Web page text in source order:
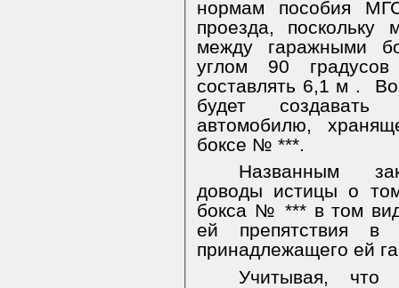
нормам пособия
проезда, поскольку
между гаражными
углом 90
составлять 6,1 м .
будет создавать
автомобилю,
боксе № ***.
Названным
доводы истицы о
бокса № *** в том
ей препятствия
принадлежащего ей
Учитывая, что